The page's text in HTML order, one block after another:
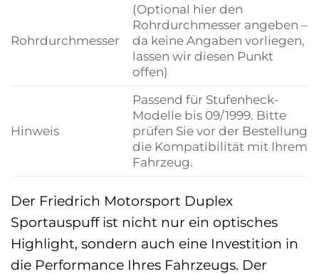
Rohrdurchmesser
(Optional hier den
Rohrdurchmesser angeben –
da keine Angaben vorliegen,
lassen wir diesen Punkt
offen)
Hinweis
Passend für Stufenheck-
Modelle bis 09/1999. Bitte
prüfen Sie vor der Bestellung
die Kompatibilität mit Ihrem
Fahrzeug.
Der Friedrich Motorsport Duplex
Sportauspuff ist nicht nur ein optisches
Highlight, sondern auch eine Investition in
die Performance Ihres Fahrzeugs. Der